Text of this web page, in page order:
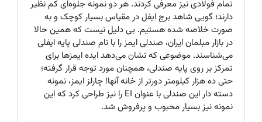
تمام فولادی نیز معرفی کردند. هر دو نمونه جلوه‌ای کم نظیر
دارند؛ گویی شاهد برج ایفل در مقیاس بسیار کوچک و به
صورت خلاصه شده هستیم. بی دلیل نیست که همین حالا
در بازار مبلمان ایران، صندلی ایمز را با نام صندلی پایه ایفلی
می‌شناسند. موضوعی که نشان می‌دهد ایده ایمزها برای
تمرکز بر روی پایه صندلی، همچنان مورد توجه قرار گرفته؛
حتی ده هزار کیلومتر دورتر از خانه آنها! چارلز ایمز، نمونه
دسته دار این صندلی با عنوان EI را نیز طراحی کرد که این
نمونه نیز بسیار محبوب و پرفروش شد.